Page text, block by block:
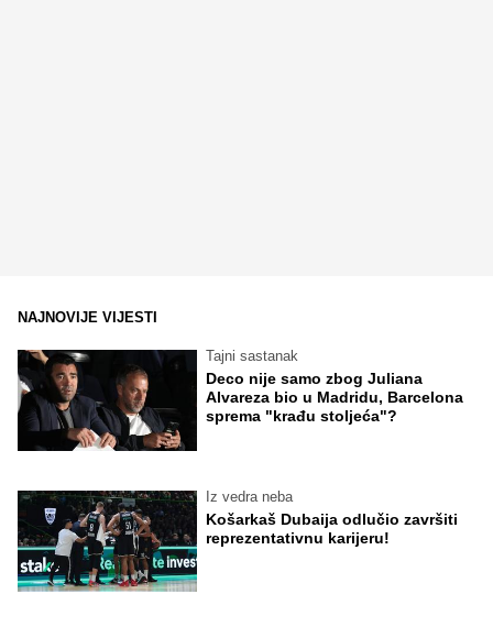
NAJNOVIJE VIJESTI
Tajni sastanak
Deco nije samo zbog Juliana
Alvareza bio u Madridu, Barcelona
sprema "krađu stoljeća"?
Iz vedra neba
Košarkaš Dubaija odlučio završiti
reprezentativnu karijeru!